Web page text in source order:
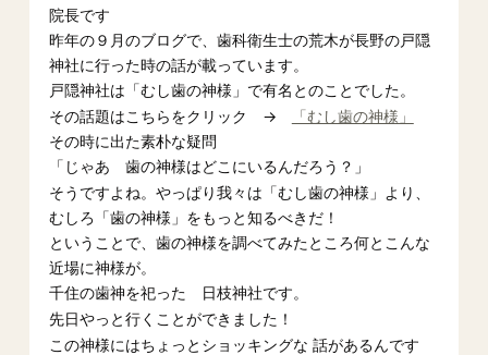
院長です
昨年の９月のブログで、歯科衛生士の荒木が長野の戸隠
神社に行った時の話が載っています。
戸隠神社は「むし歯の神様」 で有名とのことでした。
その話題はこちらをクリック →
「むし歯の神様」
その時に出た素朴な疑問
「じゃあ 歯の神様はどこにいるんだろう？」
そうですよね。やっぱり我々は「むし歯の神様」より、
むしろ「歯の神様」をもっと知るべきだ！
ということで、歯の神様を調べてみたところ何とこんな
近場に神様が。
千住の歯神を祀った 日枝神社です。
先日やっと行くことができました！
この神様にはちょっとショッキングな 話があるんです